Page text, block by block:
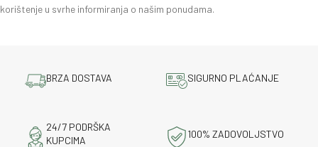
korištenje u svrhe informiranja o našim ponudama.
BRZA DOSTAVA SIGURNO PLAĆANJE
24/7 PODRŠKA
KUPCIMA
100% ZADOVOLJSTVO